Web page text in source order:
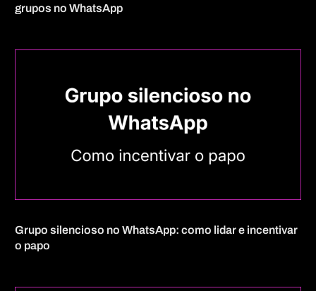
grupos no WhatsApp
Grupo silencioso no WhatsApp: como lidar e incentivar
o papo